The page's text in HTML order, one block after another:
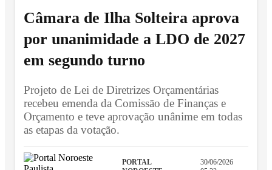
Câmara de Ilha Solteira aprova
por unanimidade a LDO de 2027
em segundo turno
Projeto de Lei de Diretrizes Orçamentárias
recebeu emenda da Comissão de Finanças e
Orçamento e teve aprovação unânime em todas
as etapas da votação.
PORTAL
30/06/2026